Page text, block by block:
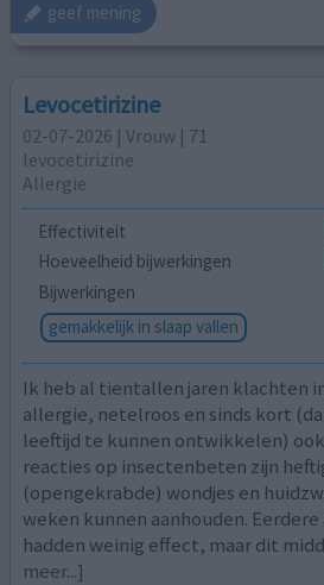
geef mening
Levocetirizine
02-07-2026 | Vrouw | 71
levocetirizine
Allergie
Effectiviteit
Hoeveelheid bijwerkingen
Bijwerkingen
gemakkelijk in slaap vallen
Ik heb al tientallen jaren klachten
allergie, netelroos en sinds kort
leeftijd te kunnen ontwikkelen)
reacties op insectenbeten zijn
(opengekrabde) wondjes en
weken kunnen aanhouden.
hadden weinig effect, maar dit
meer...]